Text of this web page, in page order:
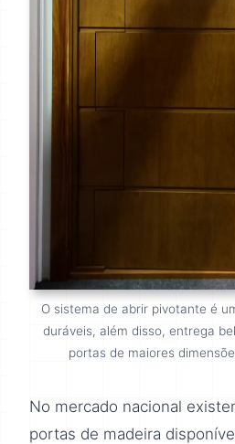
O sistema de abrir pivotante é
duráveis, além disso, entrega
portas de maiores
No mercado nacional
portas de madeira